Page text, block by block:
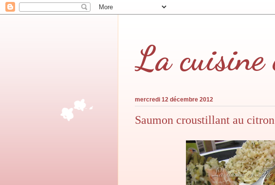
La cuisine
mercredi 12 décembre 2012
Saumon croustillant au